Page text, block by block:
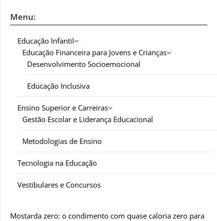
Menu:
Educação Infantil
Educação Financeira para Jovens e Crianças
Desenvolvimento Socioemocional
Educação Inclusiva
Ensino Superior e Carreiras
Gestão Escolar e Liderança Educacional
Metodologias de Ensino
Tecnologia na Educação
Vestibulares e Concursos
Mostarda zero: o condimento com quase caloria zero para